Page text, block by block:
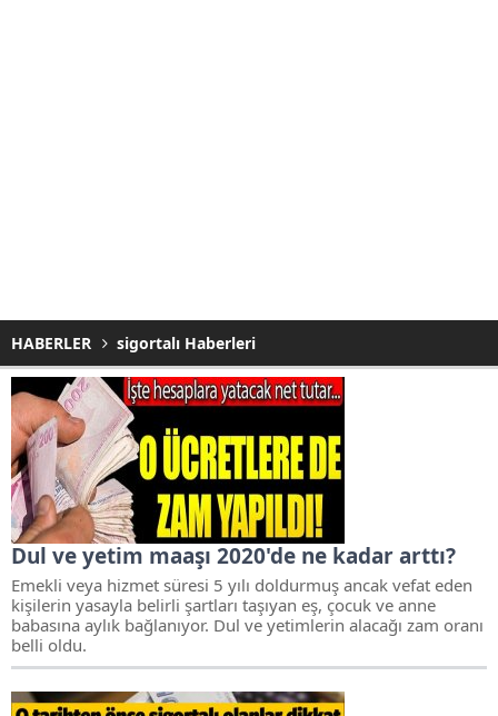
HABERLER sigortalı Haberleri
Dul ve yetim maaşı 2020'de ne kadar arttı?
Emekli veya hizmet süresi 5 yılı doldurmuş ancak vefat eden
kişilerin yasayla belirli şartları taşıyan eş, çocuk ve anne
babasına aylık bağlanıyor. Dul ve yetimlerin alacağı zam oranı
belli oldu.